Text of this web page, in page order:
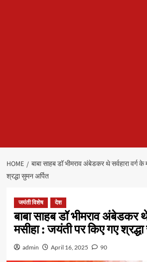
HOME
बाबा साहब डॉ भीमराव अंबेडकर थे सर्वहारा वर्ग
श्रद्धा सुमन अर्पित
जयंती विशेष देश
बाबा साहब डॉ भीमराव अंबेडकर थे
मसीहा : जयंती पर किए गए
admin April 16, 2025 90